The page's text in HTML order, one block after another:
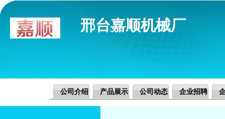
邢台嘉顺机械厂
公司介绍 产品展示 公司动态 企业招聘